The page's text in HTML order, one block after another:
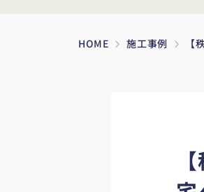
HOME 施工事例 【